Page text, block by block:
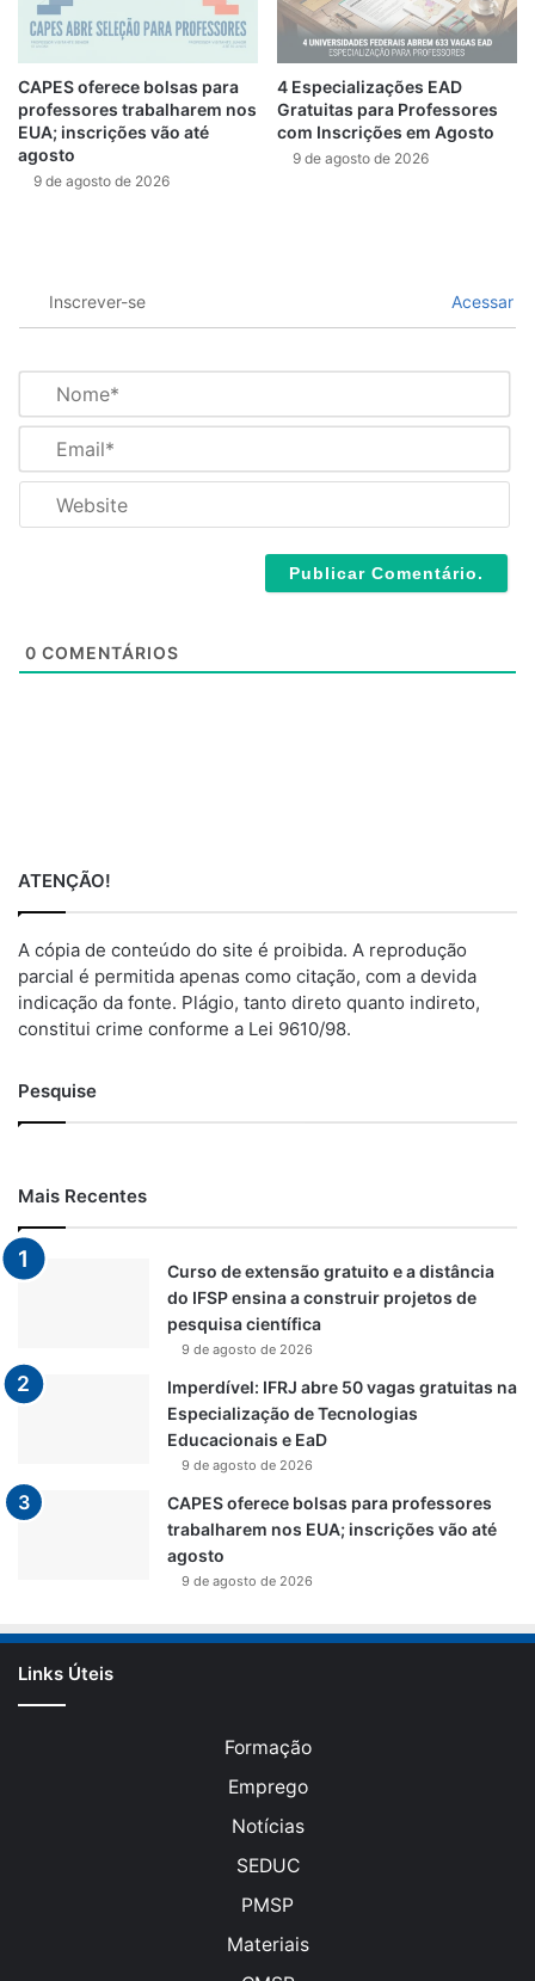
CAPES oferece bolsas para
professores trabalharem nos
EUA; inscrições vão até
agosto
9 de agosto de 2026
4 Especializações EAD
Gratuitas para Professores
com Inscrições em Agosto
9 de agosto de 2026
Inscrever-se Acessar
m
*a
l
0 COMENTÁRIOS
ATENÇÃO!
A cópia de conteúdo do site é proibida. A reprodução
parcial é permitida apenas como citação, com a devida
indicação da fonte. Plágio, tanto direto quanto indireto,
constitui crime conforme a Lei 9610/98.
Pesquise
Mais Recentes
Curso de extensão gratuito e a distância
do IFSP ensina a construir projetos de
pesquisa científica
9 de agosto de 2026
Imperdível: IFRJ abre 50 vagas gratuitas na
Especialização de Tecnologias
Educacionais e EaD
9 de agosto de 2026
CAPES oferece bolsas para professores
trabalharem nos EUA; inscrições vão até
agosto
9 de agosto de 2026
Links Úteis
Formação
Emprego
Notícias
SEDUC
PMSP
Materiais